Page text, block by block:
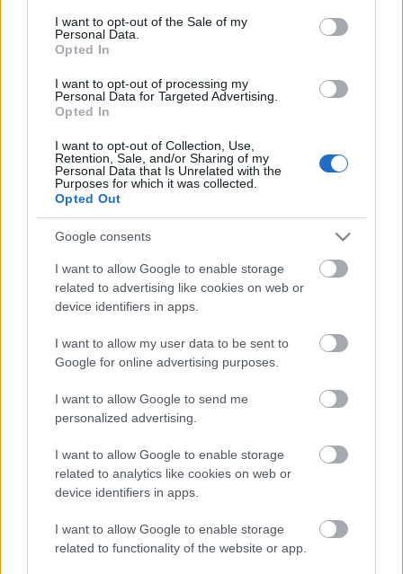
consent section.
I want to opt-out of the Sale of my
Personal Data.
Opted In
I want to opt-out of processing my
Personal Data for Targeted Advertising.
Opted In
I want to opt-out of Collection, Use,
Retention, Sale, and/or Sharing of my
Personal Data that Is Unrelated with the
Purposes for which it was collected.
Opted Out
Google consents
I want to allow Google to enable storage
related to advertising like cookies on web or
device identifiers in apps.
I want to allow my user data to be sent to
Google for online advertising purposes.
I want to allow Google to send me
personalized advertising.
I want to allow Google to enable storage
related to analytics like cookies on web or
device identifiers in apps.
I want to allow Google to enable storage
related to functionality of the website or app.
27 Michelin-csillagos séffel
Ahogy korábban is írtam, a menüről is beszámolva,
sikerült végre bejutnom Joel Robuchonhoz, a világ
egyik legkomolyabb séfjéhez. Ezzel egy újabb pipa
kerül a gasztrobakancslistámra, a fantasztikus
öröm volt, az egyébként - már csak…